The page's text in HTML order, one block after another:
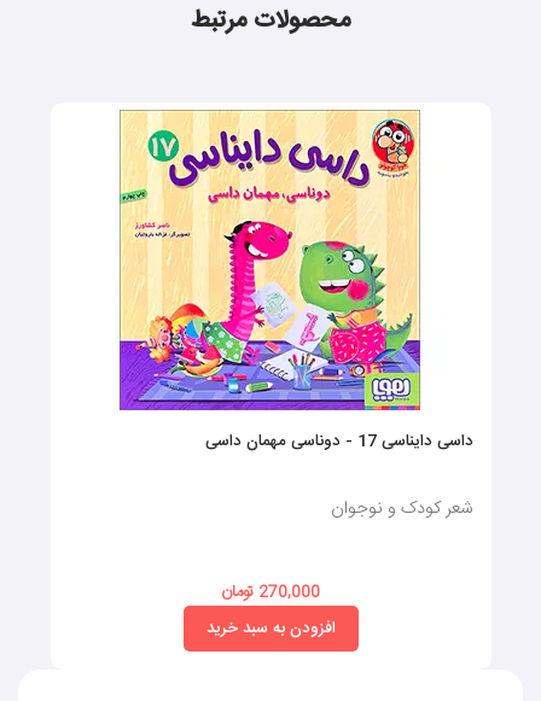
محصولات مرتبط
داسی دایناسی 17 - دوناسی مهمان داسی
شعر کودک و نوجوان
270,000 تومان
افزودن به سبد خرید